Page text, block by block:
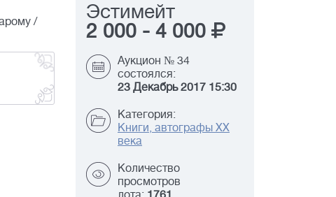
/
Эстимейт
2 000 - 4 000
Аукцион № 34
состоялся:
23 Декабрь 2017 15:30
Категория:
Книги, автографы XX
века
Количество
просмотров